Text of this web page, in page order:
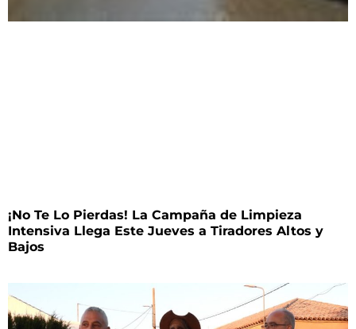
¡No Te Lo Pierdas! La Campaña de Limpieza
Intensiva Llega Este Jueves a Tiradores Altos y
Bajos